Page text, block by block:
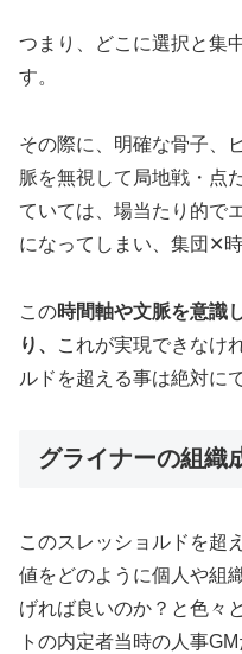
つまり、どこに選択と集
す。
その際に、明確な骨子、
脈を無視して局地戦・点
ていては、場当たり的で
になってしまい、集団✕
この時間軸や文脈を意識
り、
これが実現できなけ
ルドを超える事は絶対に
グライナーの組織
このスレッショルドを超
値をどのように個人や組
げれば良いのか？と色々
トの内定者当時の人事